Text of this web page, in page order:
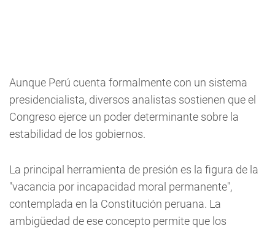
Aunque Perú cuenta formalmente con un sistema
presidencialista, diversos analistas sostienen que el
Congreso ejerce un poder determinante sobre la
estabilidad de los gobiernos.
La principal herramienta de presión es la figura de la
"vacancia por incapacidad moral permanente",
contemplada en la Constitución peruana. La
ambigüedad de ese concepto permite que los